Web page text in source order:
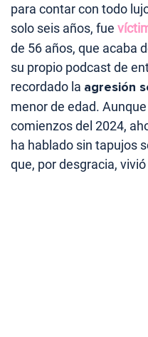
para contar con todo
solo seis años, fue
de 56 años, que acaba
su propio podcast de
recordado la agresión
menor de edad.
comienzos del 2024,
ha hablado sin tapujos
que, por desgracia,